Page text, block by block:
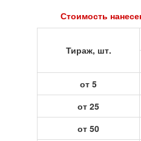
Стоимость
Тираж, шт.
от 5
от 25
от 50